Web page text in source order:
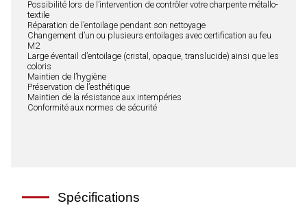
Possibilité lors de l’intervention de contrôler votre charpente métallo-
textile
Réparation de l’entoilage pendant son nettoyage
Changement d’un ou plusieurs entoilages avec certification au feu
M2
Large éventail d’entoilage (cristal, opaque, translucide) ainsi que les
coloris
Maintien de l’hygiène
Préservation de l’esthétique
Maintien de la résistance aux intempéries
Conformité aux normes de sécurité
Spécifications